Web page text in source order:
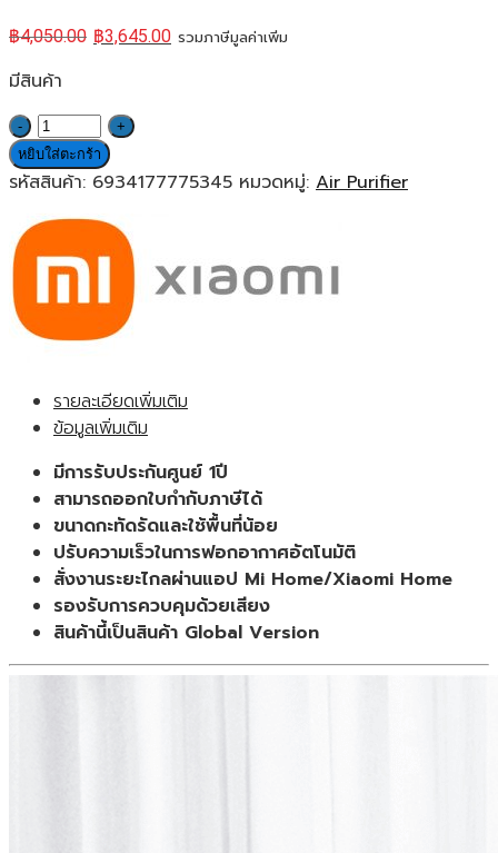
฿4,050.00 ฿3,645.00 รวมภาษีมูลค่าเพิ่ม
มีสินค้า
จำนวน
Xiaomi
Mi
Air
Purifier
Compact
CADR
cm3
เครื่อง
ฟอก
อากาศ
อัจฉริยะ
ของ
แท้
ประกัน
ศูนย์
1ปี
(Global
หยิบใส่ตะกร้า
รหัสสินค้า: 6934177775345 หมวดหมู่: Air Purifier
รายละเอียดเพิ่มเติม
ข้อมูลเพิ่มเติม
มีการรับประกันศูนย์ 1ปี
สามารถออกใบกำกับภาษีได้
ขนาดกะทัดรัดและใช้พื้นที่น้อย
ปรับความเร็วในการฟอกอากาศอัตโนมัติ
สั่งงานระยะไกลผ่านแอป Mi Home/Xiaomi Home
รองรับการควบคุมด้วยเสียง
สินค้านี้เป็นสินค้า Global Version